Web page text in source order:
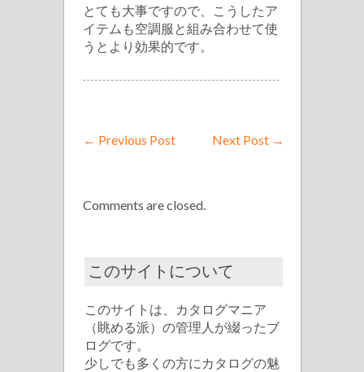
とても大事ですので、こうしたア
イテムも空調服と組み合わせて使
うとより効果的です。
← Previous Post Next Post →
Comments are closed.
このサイトについて
このサイトは、カタログマニア
（眺める派）の管理人が綴ったブ
ログです。
少しでも多くの方にカタログの魅